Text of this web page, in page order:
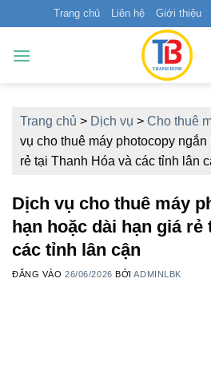
qua
nội
Trang chủ Liên hệ Giới thiệu
Trang chủ > Dịch vụ > Cho thuê
vụ cho thuê máy photocopy
rẻ tại Thanh Hóa và các tỉnh lân
Dịch vụ cho thuê máy
hạn hoặc dài hạn giá rẻ
các tỉnh lân cận
ĐĂNG VÀO26/06/2026 BỞIADMINLBK